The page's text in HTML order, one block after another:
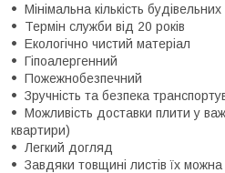
Мінімальна кількість
Термін служби від 20 років
Екологічно чистий матеріал
Гіпоалергенний
Пожежнобезпечний
Зручність та безпека
Можливість доставки плити у
квартири)
Легкий догляд
Завдяки товщині листів їх